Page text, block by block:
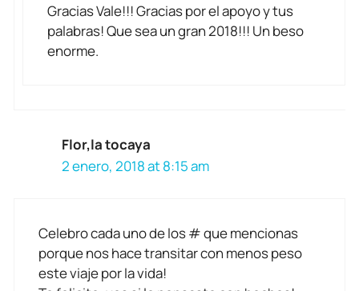
Gracias Vale!!! Gracias por el apoyo y tus
palabras! Que sea un gran 2018!!! Un beso
enorme.
Flor,la tocaya
2 enero, 2018 at 8:15 am
Celebro cada uno de los # que mencionas
porque nos hace transitar con menos peso
este viaje por la vida!